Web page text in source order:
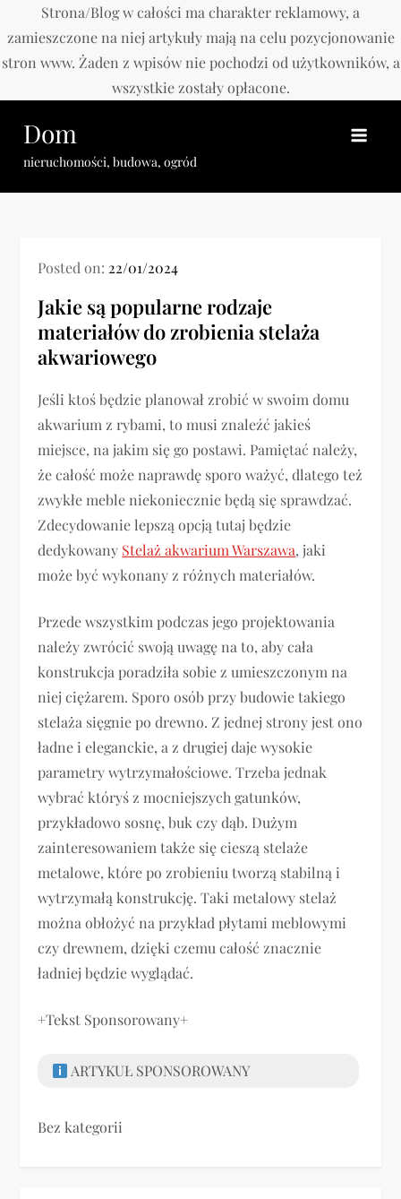
Strona/Blog w całości ma charakter reklamowy, a
zamieszczone na niej artykuły mają na celu pozycjonowanie
stron www. Żaden z wpisów nie pochodzi od użytkowników, a
wszystkie zostały opłacone.
content
Dom
nieruchomości, budowa, ogród
Posted on: 22/01/2024
Jakie są popularne rodzaje
materiałów do zrobienia stelaża
akwariowego
Jeśli ktoś będzie planował zrobić w swoim domu
akwarium z rybami, to musi znaleźć jakieś
miejsce, na jakim się go postawi. Pamiętać należy,
że całość może naprawdę sporo ważyć, dlatego też
zwykłe meble niekoniecznie będą się sprawdzać.
Zdecydowanie lepszą opcją tutaj będzie
dedykowany Stelaż akwarium Warszawa, jaki
może być wykonany z różnych materiałów.
Przede wszystkim podczas jego projektowania
należy zwrócić swoją uwagę na to, aby cała
konstrukcja poradziła sobie z umieszczonym na
niej ciężarem. Sporo osób przy budowie takiego
stelaża sięgnie po drewno. Z jednej strony jest ono
ładne i eleganckie, a z drugiej daje wysokie
parametry wytrzymałościowe. Trzeba jednak
wybrać któryś z mocniejszych gatunków,
przykładowo sosnę, buk czy dąb. Dużym
zainteresowaniem także się cieszą stelaże
metalowe, które po zrobieniu tworzą stabilną i
wytrzymałą konstrukcję. Taki metalowy stelaż
można obłożyć na przykład płytami meblowymi
czy drewnem, dzięki czemu całość znacznie
ładniej będzie wyglądać.
+Tekst Sponsorowany+
ARTYKUŁ SPONSOROWANY
Bez kategorii